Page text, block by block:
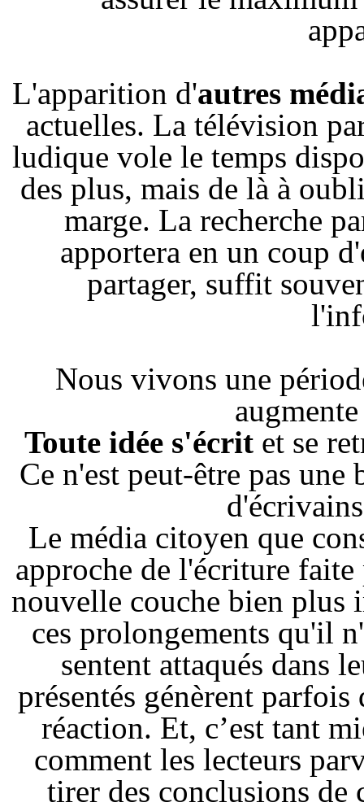
L'apparition d'autres
actuelles. La télévision
ludique vole le temps
des plus, mais de là à
marge. La recherche
apportera en un coup
partager, suffit
Nous vivons une
Toute idée s'écrit et se
Ce n'est peut-être pas
Le média citoyen que
approche de l'écriture
nouvelle couche bien plus
ces prolongements qu'il
sentent attaqués dans
présentés génèrent
réaction. Et, c’est tant
comment les lecteurs
tirer des conclusions